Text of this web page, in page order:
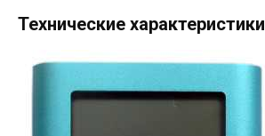
Технические характеристики